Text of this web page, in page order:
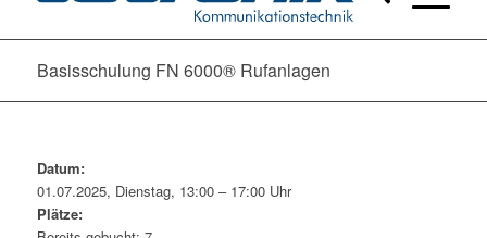
Basisschulung FN 6000® Rufanlagen
Datum:
01.07.2025, Dienstag, 13:00 – 17:00 Uhr
Plätze: